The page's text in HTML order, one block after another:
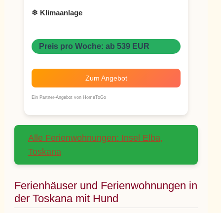
❄ Klimaanlage
Preis pro Woche: ab 539 EUR
Zum Angebot
Ein Partner-Angebot von HomeToGo
Alle Ferienwohnungen: Insel Elba,
Toskana
Ferienhäuser und Ferienwohnungen in
der Toskana mit Hund